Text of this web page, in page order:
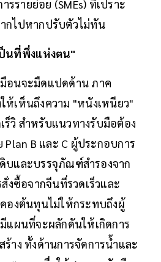
รายย่อย (SMEs) ที่เปราะ
กไปหากปรับตัวไม่ทัน
นที่พึ่งแห่งตน"
อนจะมืดแปดด้าน ภาค
ห้เห็นถึงความ "หนังเหนียว"
ร็วิ สำหรับแนวทางรับมือต้อง
Plan B และ C ผู้ประกอบการ
บและบรรจุภัณฑ์สำรองจาก
งซื้อจากจีนที่รวดเร็วและ
องต้นทุนไม่ให้กระทบถึงผู้
แผนที่จะผลักดันให้เกิดการ
าง ทั้งด้านการจัดการน้ำและ